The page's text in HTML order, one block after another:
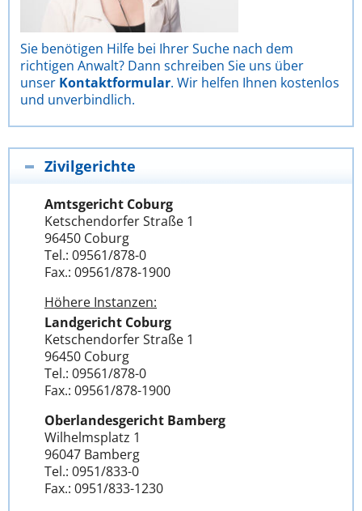
Sie benötigen Hilfe bei Ihrer Suche nach dem
richtigen Anwalt? Dann schreiben Sie uns über
unser Kontaktformular. Wir helfen Ihnen kostenlos
und unverbindlich.
Zivilgerichte
Amtsgericht Coburg
Ketschendorfer Straße 1
96450 Coburg
Tel.: 09561/878-0
Fax.: 09561/878-1900
Höhere Instanzen:
Landgericht Coburg
Ketschendorfer Straße 1
96450 Coburg
Tel.: 09561/878-0
Fax.: 09561/878-1900
Oberlandesgericht Bamberg
Wilhelmsplatz 1
96047 Bamberg
Tel.: 0951/833-0
Fax.: 0951/833-1230